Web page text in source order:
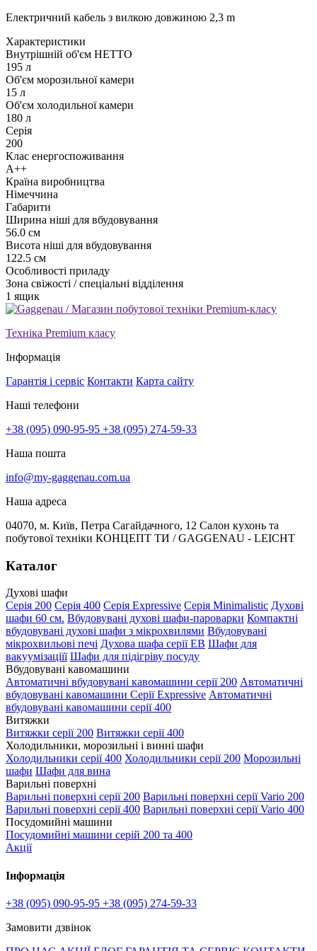
Електричний кабель з вилкою довжиною 2,3 m
Xарактеристики
Внутрішній об'єм НЕТТО
195 л
Об'єм морозильної камери
15 л
Об'єм холодильної камери
180 л
Серія
200
Клас енергоспоживання
А++
Країна виробництва
Німеччина
Габарити
Ширина ніші для вбудовування
56.0 см
Висота ніші для вбудовування
122.5 см
Особливості приладу
Зона свіжості / спеціальні відділення
1 ящик
Техніка Premium класу
Інформація
Гарантія і сервіс Контакти Карта сайту
Наші телефони
+38 (095) 090-95-95 +38 (095) 274-59-33
Наша пошта
info@my-gaggenau.com.ua
Наша адреса
04070, м. Київ, Петра Сагайдачного, 12 Салон кухонь та
побутової техніки КОНЦЕПТ ТИ / GAGGENAU - LEICHT
Каталог
Духові шафи
Серія 200 Серія 400 Серія Expressive Серія Minimalistic Духові
шафи 60 см. Вбудовувані духові шафи-пароварки Компактні
вбудовувані духові шафи з мікрохвилями Вбудовувані
мікрохвильові печі Духова шафа серії EB Шафи для
вакуумізаціїї Шафи для підігріву посуду
Вбудовувані кавомашини
Автоматичні вбудовувані кавомашини серії 200 Автоматичні
вбудовувані кавомашини Серії Expressive Автоматичні
вбудовувані кавомашини серії 400
Витяжки
Витяжки серії 200 Витяжки серії 400
Холодильники, морозильні і винні шафи
Холодильники серії 400 Холодильники серії 200 Морозильні
шафи Шафи для вина
Варильні поверхні
Варильні поверхні серії 200 Варильні поверхні серії Vario 200
Варильні поверхні серії 400 Варильні поверхні серії Vario 400
Посудомийні машини
Посудомийні машини серій 200 та 400
Акції
Інформація
+38 (095) 090-95-95 +38 (095) 274-59-33
Замовити дзвінок